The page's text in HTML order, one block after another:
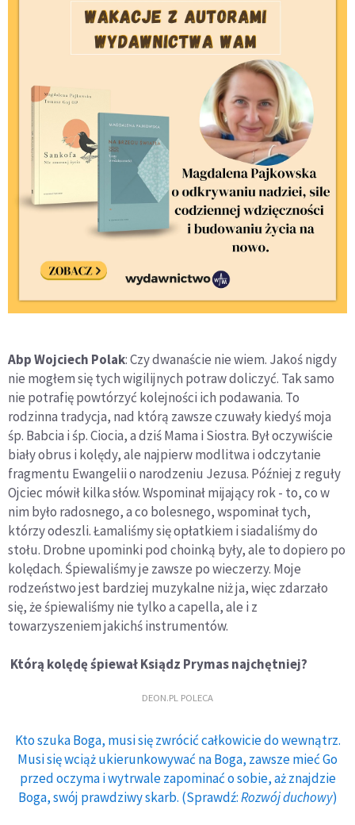
Abp Wojciech Polak: Czy dwanaście nie wiem. Jakoś nigdy
nie mogłem się tych wigilijnych potraw doliczyć. Tak samo
nie potrafię powtórzyć kolejności ich podawania. To
rodzinna tradycja, nad którą zawsze czuwały kiedyś moja
śp. Babcia i śp. Ciocia, a dziś Mama i Siostra. Był oczywiście
biały obrus i kolędy, ale najpierw modlitwa i odczytanie
fragmentu Ewangelii o narodzeniu Jezusa. Później z reguły
Ojciec mówił kilka słów. Wspominał mijający rok - to, co w
nim było radosnego, a co bolesnego, wspominał tych,
którzy odeszli. Łamaliśmy się opłatkiem i siadaliśmy do
stołu. Drobne upominki pod choinką były, ale to dopiero po
kolędach. Śpiewaliśmy je zawsze po wieczerzy. Moje
rodzeństwo jest bardziej muzykalne niż ja, więc zdarzało
się, że śpiewaliśmy nie tylko a capella, ale i z
towarzyszeniem jakichś instrumentów.
Którą kolędę śpiewał Ksiądz Prymas najchętniej?
DEON.PL POLECA
Kto szuka Boga, musi się zwrócić całkowicie do wewnątrz.
Musi się wciąż ukierunkowywać na Boga, zawsze mieć Go
przed oczyma i wytrwale zapominać o sobie, aż znajdzie
Boga, swój prawdziwy skarb. (Sprawdź:Rozwój duchowy)